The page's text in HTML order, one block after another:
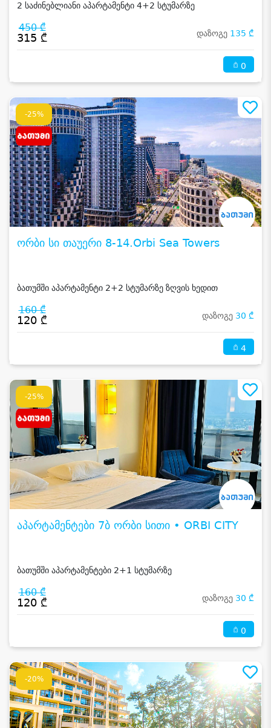
2 საძინებლიანი აპარტამენტი 4+2 სტუმარზე
450 ₾
315 ₾ დაზოგე 135 ₾
0
-25%
ორბი სი თაუერი 8-14.Orbi Sea Towers
ბათუმში აპარტამენტი 2+2 სტუმარზე ზღვის ხედით
160 ₾
120 ₾ დაზოგე 30 ₾
4
-25%
აპარტამენტები 7ბ ორბი სითი • ORBI CITY
ბათუმში აპარტამენტები 2+1 სტუმარზე
160 ₾
120 ₾ დაზოგე 30 ₾
0
-20%